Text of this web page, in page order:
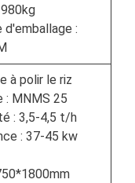
d'emballage :
à polir le riz
: MNMS 25
: 3,5-4,5 t/h
: 37-45 kw